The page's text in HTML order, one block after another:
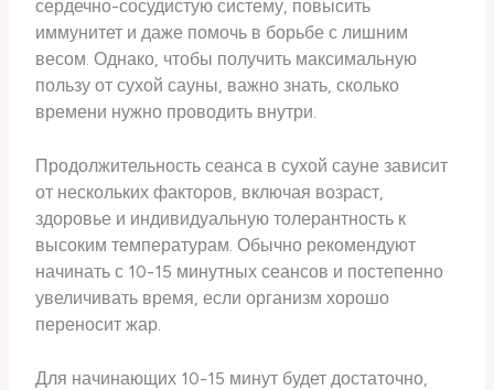
сердечно-сосудистую систему, повысить
иммунитет и даже помочь в борьбе с лишним
весом. Однако, чтобы получить максимальную
пользу от сухой сауны, важно знать, сколько
времени нужно проводить внутри.
Продолжительность сеанса в сухой сауне зависит
от нескольких факторов, включая возраст,
здоровье и индивидуальную толерантность к
высоким температурам. Обычно рекомендуют
начинать с 10-15 минутных сеансов и постепенно
увеличивать время, если организм хорошо
переносит жар.
Для начинающих 10-15 минут будет достаточно,